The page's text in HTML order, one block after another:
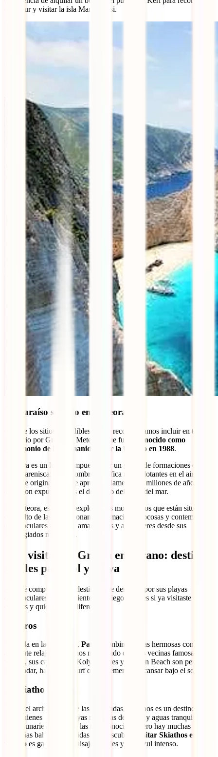
costa sur y visitar la isla Marathonisi.
Un paraíso soñado en Meteora
Otro de los sitios ineludibles que te recomendamos incluir en tu
itinerario por Grecia es Meteora, que fue
reconocido como
Patrimonio de la Humanidad por la Unesco en 1988.
Meteora es un lugar compuesto por un grupo de formaciones de
piedra arenisca, cuyo nombre significa rocas flotantes en el aire.
Estas se originaron hace aproximadamente 30 millones de años y
quedaron expuestas tras el descenso del nivel del mar.
En Meteora, es posible explorar sus monasterios que están situados
en lo alto de las impresionantes formaciones rocosas y contemplar
espectaculares vistas de amaneceres y atardeceres desde sus
privilegiados miradores.
Qué visitar en Grecia en verano: destinos
ideales para sol y playa
Aquí te compartimos 5 destinos que destacan por sus playas
espectaculares y su ambiente veraniego, ideales si ya visitaste los
clásicos y quieres algo diferente:
1. Paros
Ubicada en las Cícladas, Paros
combina playas hermosas con un
ambiente relajado y menos masificado que sus vecinas famosas. En
verano, sus calas como Kolymbithres y Golden Beach son perfectas
para nadar, hacer windsurf o simplemente descansar bajo el sol.
2. Skiathos
Parte del archipiélago de las Espóradas, Skiathos es un destino ideal
para quienes buscan playas rodeadas de pinos y aguas tranquilas.
Koukounaries es una de las más conocidas, pero hay muchas
pequeñas bahías escondidas por descubrir.
Visitar Skiathos en
verano es garantía de paisajes verdes y mar azul intenso.